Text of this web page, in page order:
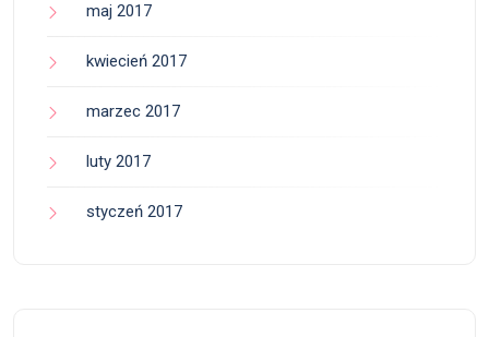
maj 2017
kwiecień 2017
marzec 2017
luty 2017
styczeń 2017